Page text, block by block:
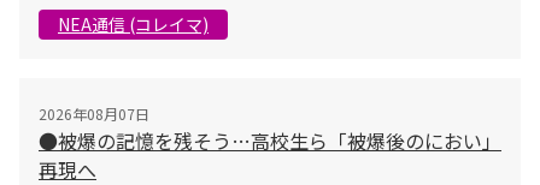
NEA通信 (コレイマ)
2026年08月07日
●被爆の記憶を残そう…高校生ら「被爆後のにおい」
再現へ